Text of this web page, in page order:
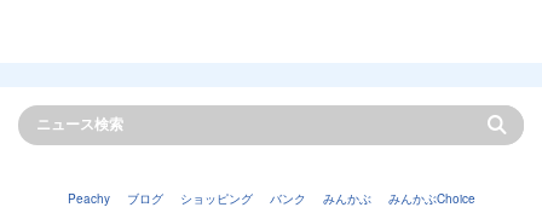
Peachy ブログ ショッピング バンク みんかぶ みんかぶChoice